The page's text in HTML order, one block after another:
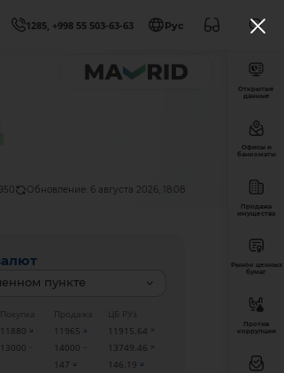
1285, +998 55 503-63-63 Рус
Обновление: 6 августа 2026, 18:08
пункте
Покупка Продажа
ЦБ РУз
11880 11965
11915.64
13000 14000
13749.46
147
146.19
Открытые
данные
Офисы и
банкоматы
Продажа
имущества
Рынок ценных
бумаг
Против
коррупции